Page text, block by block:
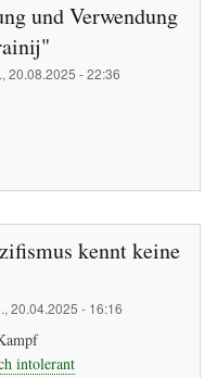
und Verwendung
20.08.2025 - 22:36
kennt keine
20.04.2025 - 16:16
intolerant